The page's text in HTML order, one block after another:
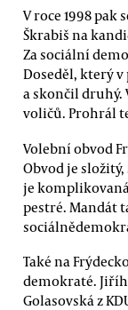
V roce 1998
Škrabiš na
Za sociální
Doseděl, který v
a skončil druhý.
voličů. Prohrál
Volební obvod
Obvod je
je
pestré. Mandát
Také na
demokraté.
Golasovská z